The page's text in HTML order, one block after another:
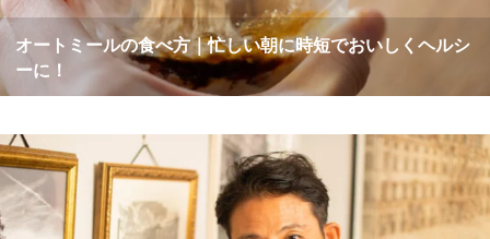
オートミールの食べ方｜忙しい朝に時短でおいしくヘルシ
ーに！